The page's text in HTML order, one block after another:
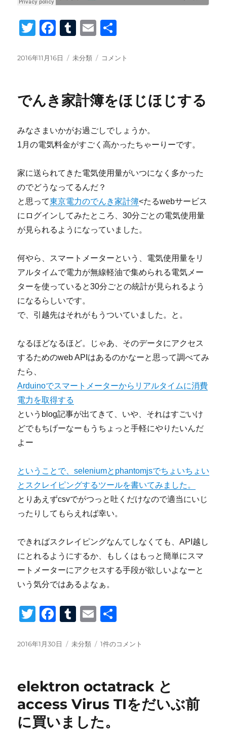
T
tt
F
c
b
o
o
k
T
m
r
E
ail
投
2016年11月16日
カ
ー
未分類
知
と
の
Volca
コメント
でんき家計簿をほじほじする
みなさまいかがお過ごしでしょうか。
1月の電気料金がすごく高かったちゃーりーです。
家に送られてきた電気使用量がいつになく多かった
のでどうなってるんだ？
と思って東京電力のでんき家計簿<たるwebサービス
にログインしてみたところ、30分ごとの電気使用量
が見られるようになっていました。
何やら、スマートメーターという、電気使用量をリ
アルタイムで電力が無線軽油で集められる電気メー
ターを使っていると30分ごとの統計が見られるよう
になるらしいです。
で、引越先はそれがもうついていました。と。
なるほどなるほど。じゃあ、そのデータにアクセス
するためのweb APIはあるのかなーと思って調べてみ
たら、
Arduinoでスマートメーターからリアルタイムに消費
電力を取得する
というblog記事が出てきて、いや、それはすごいけ
どでもちげーなーもうちょっと手軽にやりたいんだ
よー
ということで、seleniumとphantomjsでちょいちょい
とスクレイピングするツールを書いてみました。
とりあえずcsvでがつっと吐くだけなので適当にいじ
ったりしてもらえれば幸い。
できればスクレイピングなんてしなくても、API越し
にとれるようにするか、もしくはもっと簡単にスマ
ートメーターにアクセスする手段が欲しいよなーと
いう気分ではあるよなぁ。
T
tt
F
c
b
o
o
k
T
m
r
E
ail
投
2016年1月30日
カ
ー
未分類
で
計
を
じ
1件のコメント
elektron octatrack と
access Virus TIをだいぶ前
に買いました。